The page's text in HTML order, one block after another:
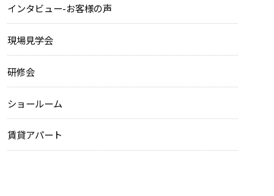
インタビュー-お客様の声
現場見学会
研修会
ショールーム
賃貸アパート